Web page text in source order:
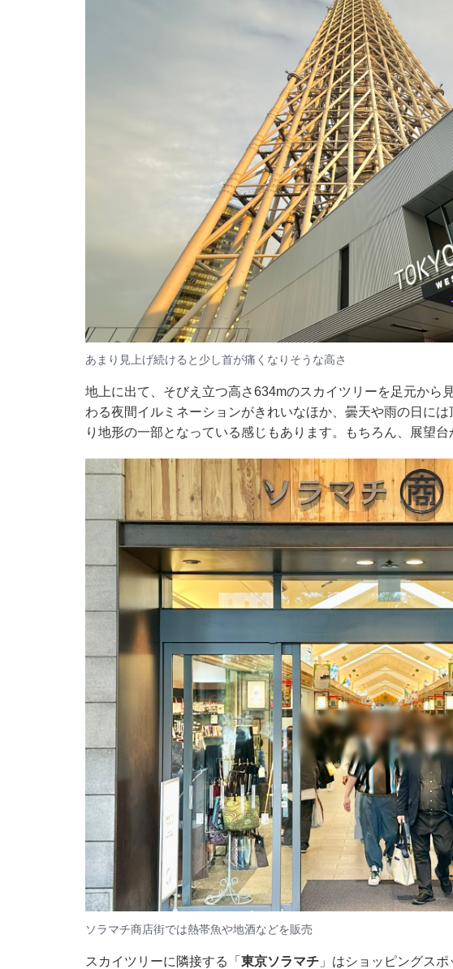
あまり見上げ続けると少し首が痛くなりそうな高さ
地上に出て、そびえ立つ高さ634mのスカイツリーを足元から
わる夜間イルミネーションがきれいなほか、曇天や雨の日に
り地形の一部となっている感じもあります。もちろん、展望台
ソラマチ商店街では熱帯魚や地酒などを販売
スカイツリーに隣接する「 東京ソラマチ」はショッピングス